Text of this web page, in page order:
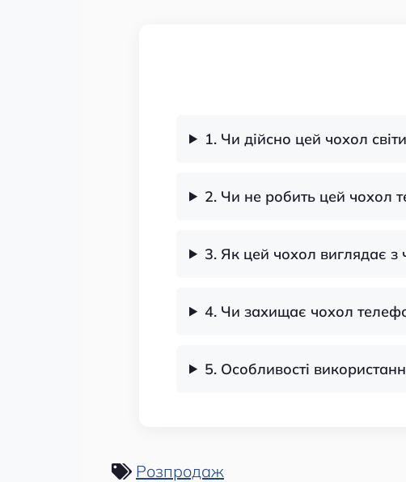
1. Чи дійсно цей чохол
2. Чи не робить цей чохол
3. Як цей чохол виглядає з
4. Чи захищає чохол
5. Особливості
Розпродаж